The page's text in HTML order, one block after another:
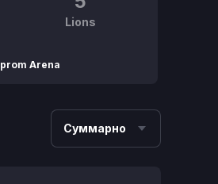
Lions
Arena
Суммарно